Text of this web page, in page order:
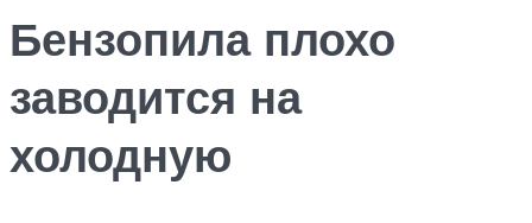
Бензопила плохо
заводится на
холодную